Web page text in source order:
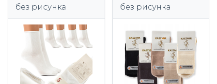
без рисунка
без рисунка